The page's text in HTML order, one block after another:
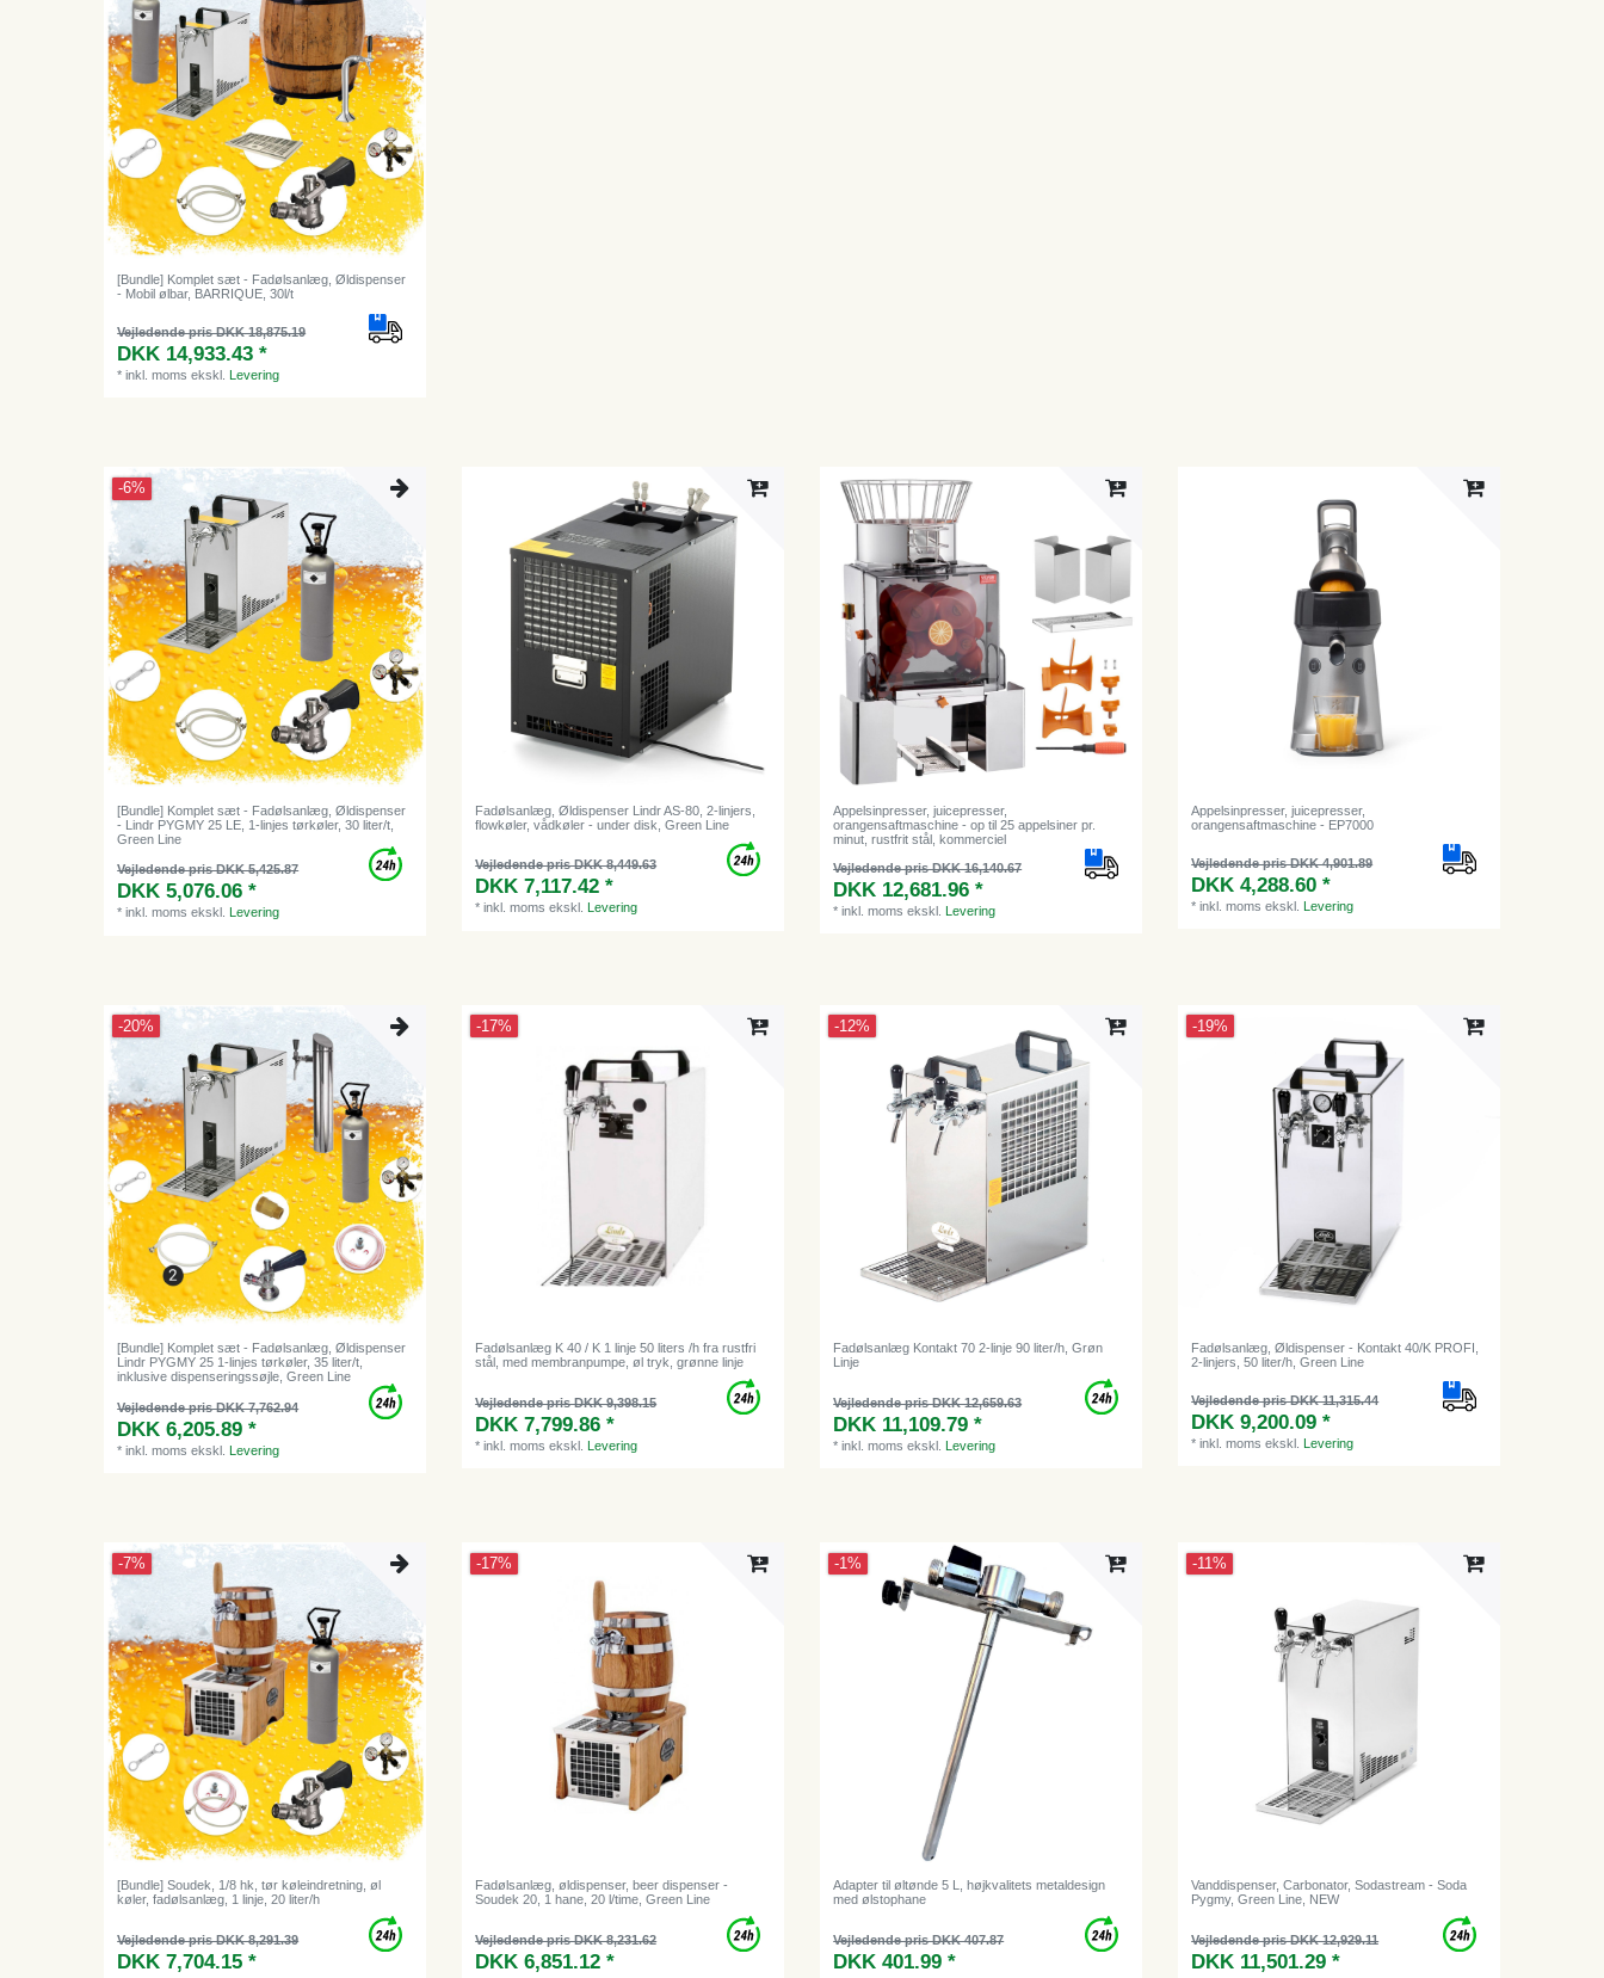
[Bundle] Komplet sæt - Fadølsanlæg, Øldispenser
- Mobil ølbar, BARRIQUE, 30l/t
Vejledende pris DKK 18,875.19
DKK 14,933.43 *
*inkl. moms ekskl. Levering
-6%
[Bundle] Komplet sæt - Fadølsanlæg, Øldispenser
- Lindr PYGMY 25 LE, 1-linjes tørkøler, 30 liter/t,
Green Line
Vejledende pris DKK 5,425.87
DKK 5,076.06 *
*inkl. moms ekskl. Levering
Fadølsanlæg, Øldispenser Lindr AS-80, 2-linjers,
flowkøler, vådkøler - under disk, Green Line
Vejledende pris DKK 8,449.63
DKK 7,117.42 *
*inkl. moms ekskl. Levering
Appelsinpresser, juicepresser,
orangensaftmaschine - op til 25 appelsiner pr.
minut, rustfrit stål, kommerciel
Vejledende pris DKK 16,140.67
DKK 12,681.96 *
*inkl. moms ekskl.Levering
Appelsinpresser, juicepresser,
orangensaftmaschine - EP7000
Vejledende pris DKK 4,901.89
DKK 4,288.60 *
*inkl. moms ekskl.Levering
-20%
[Bundle] Komplet sæt - Fadølsanlæg, Øldispenser
Lindr PYGMY 25 1-linjes tørkøler, 35 liter/t,
inklusive dispenseringssøjle, Green Line
Vejledende pris DKK 7,762.94
DKK 6,205.89 *
*inkl. moms ekskl.Levering
-17%
Fadølsanlæg K 40 / K 1 linje 50 liters /h fra rustfri
stål, med membranpumpe, øl tryk, grønne linje
Vejledende pris DKK 9,398.15
DKK 7,799.86 *
*inkl. moms ekskl.Levering
-12%
Fadølsanlæg Kontakt 70 2-linje 90 liter/h, Grøn
Linje
Vejledende pris DKK 12,659.63
DKK 11,109.79 *
*inkl. moms ekskl.Levering
-19%
Fadølsanlæg, Øldispenser - Kontakt 40/K PROFI,
2-linjers, 50 liter/h, Green Line
Vejledende pris DKK 11,315.44
DKK 9,200.09 *
*inkl. moms ekskl.Levering
-7%
[Bundle] Soudek, 1/8 hk, tør køleindretning, øl
køler, fadølsanlæg, 1 linje, 20 liter/h
Vejledende pris DKK 8,291.39
DKK 7,704.15 *
-17%
Fadølsanlæg, øldispenser, beer dispenser -
Soudek 20, 1 hane, 20 l/time, Green Line
Vejledende pris DKK 8,231.62
DKK 6,851.12 *
-1%
Adapter til øltønde 5 L, højkvalitets metaldesign
med ølstophane
Vejledende pris DKK 407.87
DKK 401.99 *
-11%
Vanddispenser, Carbonator, Sodastream - Soda
Pygmy, Green Line, NEW
Vejledende pris DKK 12,929.11
DKK 11,501.29 *